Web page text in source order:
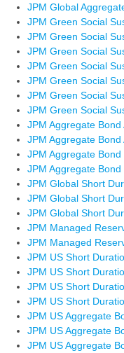
JPM Global
JPM Green Social
JPM Green Social
JPM Green Social
JPM Green Social
JPM Green Social
JPM Green Social
JPM Green Social
JPM Aggregate
JPM Aggregate
JPM Aggregate
JPM Aggregate
JPM Global Short
JPM Global Short
JPM Global Short
JPM Managed
JPM Managed
JPM US Short
JPM US Short
JPM US Short
JPM US Short
JPM US Aggregate
JPM US Aggregate
JPM US Aggregate